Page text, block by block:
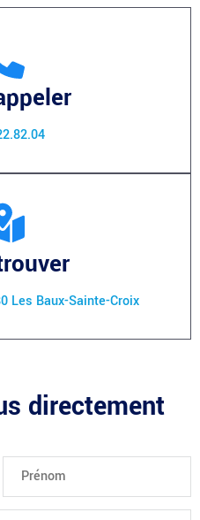
Les Baux-Sainte-Croix
directement